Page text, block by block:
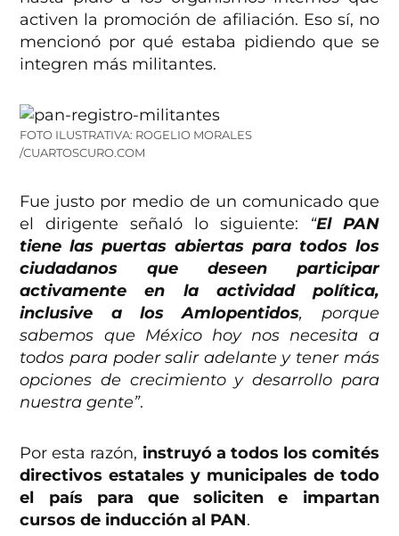
activen la promoción de afiliación. Eso sí, no
mencionó por qué estaba pidiendo que se
integren más militantes.
FOTO ILUSTRATIVA: ROGELIO MORALES
/CUARTOSCURO.COM
Fue justo por medio de un comunicado que
el dirigente señaló lo siguiente:
“El PAN
tiene las puertas abiertas para todos los
ciudadanos que deseen participar
activamente en la actividad política,
inclusive a los Amlopentidos, porque
sabemos que México hoy nos necesita a
todos para poder salir adelante y tener más
opciones de crecimiento y desarrollo para
nuestra gente”.
Por esta razón, instruyó a todos los comités
directivos estatales y municipales de todo
el país para que soliciten e impartan
cursos de inducción al PAN.